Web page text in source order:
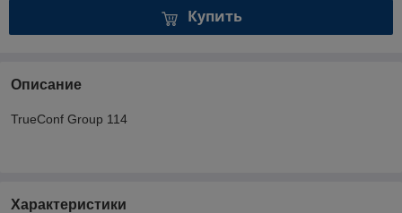
Купить
Описание
TrueConf Group 114
Характеристики